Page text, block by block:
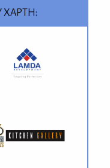
ΧΑΡΤΗ: